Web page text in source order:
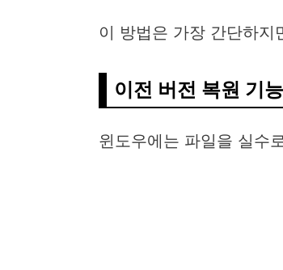
이 방법은 가장 간단하
이전 버전 복원 기
윈도우에는 파일을 실수